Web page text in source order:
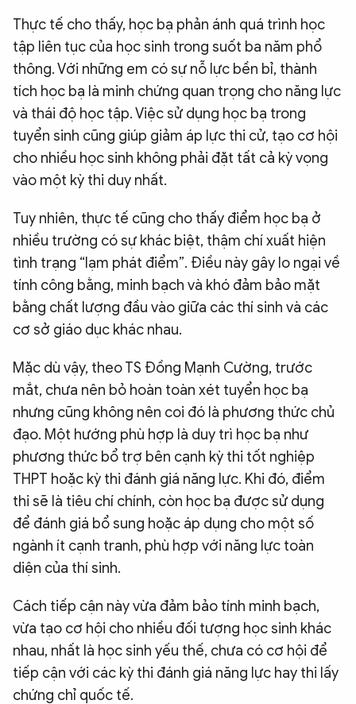
Thực tế cho thấy, học bạ phản ánh quá trình học
tập liên tục của học sinh trong suốt ba năm phổ
thông. Với những em có sự nỗ lực bền bỉ, thành
tích học bạ là minh chứng quan trọng cho năng lực
và thái độ học tập. Việc sử dụng học bạ trong
tuyển sinh cũng giúp giảm áp lực thi cử, tạo cơ hội
cho nhiều học sinh không phải đặt tất cả kỳ vọng
vào một kỳ thi duy nhất.
Tuy nhiên, thực tế cũng cho thấy điểm học bạ ở
nhiều trường có sự khác biệt, thậm chí xuất hiện
tình trạng “lạm phát điểm”. Điều này gây lo ngại về
tính công bằng, minh bạch và khó đảm bảo mặt
bằng chất lượng đầu vào giữa các thí sinh và các
cơ sở giáo dục khác nhau.
Mặc dù vậy, theo TS Đồng Mạnh Cường, trước
mắt, chưa nên bỏ hoàn toàn xét tuyển học bạ
nhưng cũng không nên coi đó là phương thức chủ
đạo. Một hướng phù hợp là duy trì học bạ như
phương thức bổ trợ bên cạnh kỳ thi tốt nghiệp
THPT hoặc kỳ thi đánh giá năng lực. Khi đó, điểm
thi sẽ là tiêu chí chính, còn học bạ được sử dụng
để đánh giá bổ sung hoặc áp dụng cho một số
ngành ít cạnh tranh, phù hợp với năng lực toàn
diện của thí sinh.
Cách tiếp cận này vừa đảm bảo tính minh bạch,
vừa tạo cơ hội cho nhiều đối tượng học sinh khác
nhau, nhất là học sinh yếu thế, chưa có cơ hội để
tiếp cận với các kỳ thi đánh giá năng lực hay thi lấy
chứng chỉ quốc tế.